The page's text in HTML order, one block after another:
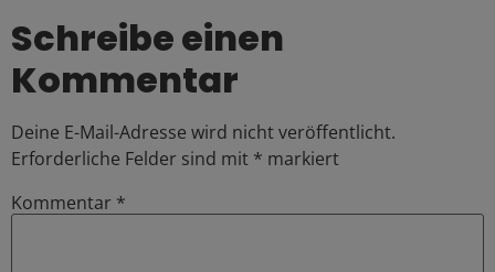
Schreibe einen
Kommentar
Deine E-Mail-Adresse wird nicht veröffentlicht.
Erforderliche Felder sind mit * markiert
Kommentar *